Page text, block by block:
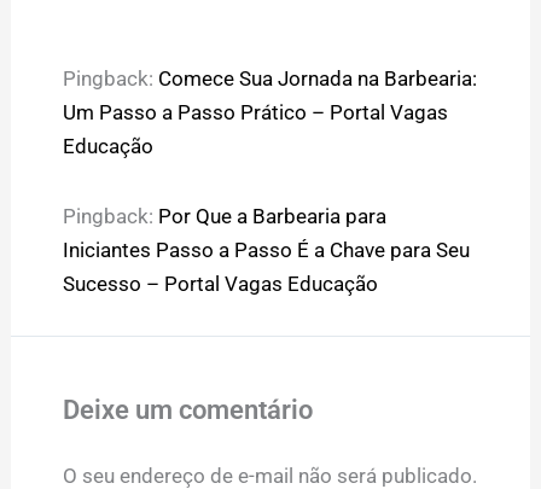
Pingback: Comece Sua Jornada na Barbearia:
Um Passo a Passo Prático – Portal Vagas
Educação
Pingback: Por Que a Barbearia para
Iniciantes Passo a Passo É a Chave para Seu
Sucesso – Portal Vagas Educação
Deixe um comentário
O seu endereço de e-mail não será publicado.